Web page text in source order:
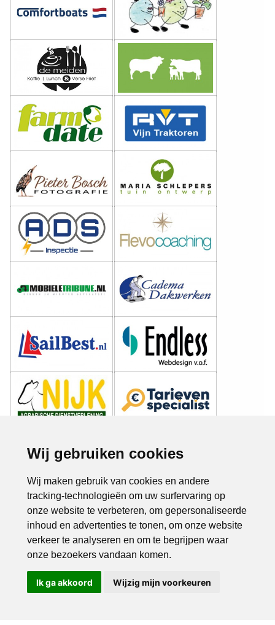
Wij gebruiken cookies
Wij maken gebruik van cookies en andere
tracking-technologieën om uw surfervaring op
onze website te verbeteren, om gepersonaliseerde
inhoud en advertenties te tonen, om onze website
verkeer te analyseren en om te begrijpen waar
onze bezoekers vandaan komen.
Ik ga akkoord Wijzig mijn voorkeuren
Bel ons